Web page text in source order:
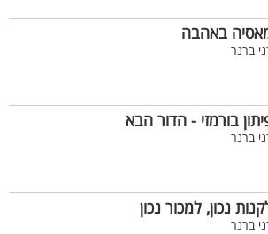
באהבה
ברנר
בורמזי - הדור הבא
ברנר
נכון, למכור נכון
ברנר